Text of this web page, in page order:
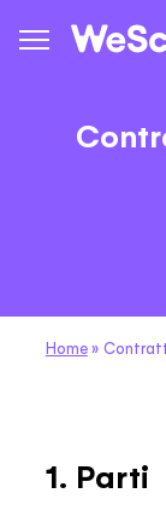
Home»
1. Parti